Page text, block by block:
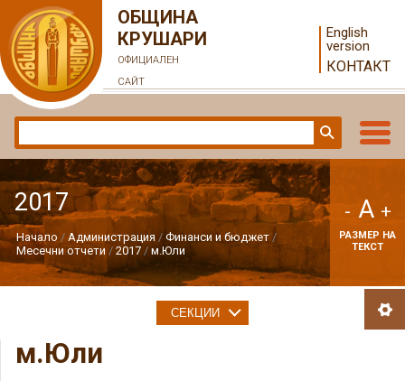
ОБЩИНА
КРУШАРИ
ОФИЦИАЛЕН
САЙТ
English
version
КОНТАКТ
2017
Начало Администрация
Финанси и бюджет
Месечни отчети
2017 м.Юли
- A +
РАЗМЕР НА
ТЕКСТ
м.Юли
СЕКЦИИ